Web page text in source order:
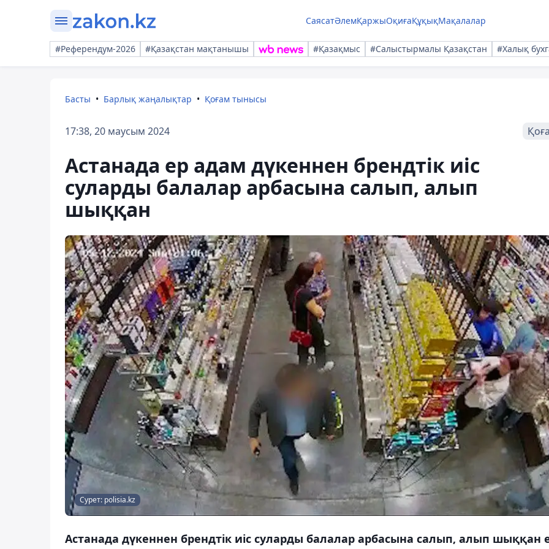
СаясатӘлемҚаржыОқиғаҚұқықМақалалар
#Референдум-2026 #Қазақстан мақтанышы #Қазақмыс #Салыстырмалы Қазақстан #Халық
Басты Барлық жаңалықтар Қоғам тынысы
17:38, 20 маусым 2024
Астанада ер адам дүкеннен брендтік иіс
суларды балалар арбасына салып, алып
шыққан
Сурет: polisia.kz
Астанада дүкеннен брендтік иіс суларды балалар арбасына салып, алып шыққан